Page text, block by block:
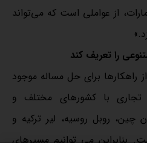
از عواملی است که می‌تواند
را تعریف کند
راهکارها برای حل مساله موجود
تجاری با کشورهای مختلف و
چین، روبل روسیه، لیر ترکیه و
بنابراین می توانیم مسیرهای